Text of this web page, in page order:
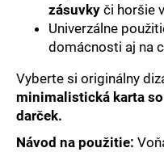
zásuvky či horšie
Univerzálne
domácnosti aj na
Vyberte si originálny
minimalistická karta
darček.
Návod na použitie: